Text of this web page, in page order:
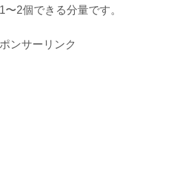
2個できる分量です。
ンサーリンク